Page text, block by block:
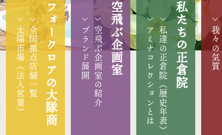
フォークロアの大隊商
全国拠点店舗一覧
太陽市場（法人営業） 空飛ぶ企画室
空飛ぶ企画室の紹介
ブランド展開 私たちの正倉院
私達の正倉院（歴史年表）
アミナコレクションとは 我々の気質